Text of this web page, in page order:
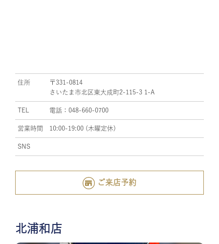
住所
〒331-0814
さいたま市北区東大成町2-115-3 1-A
TEL 電話：048-660-0700
営業時間 10:00-19:00 (木曜定休)
SNS
ご来店予約
北浦和店